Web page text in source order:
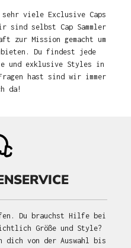
viele Exclusive Caps
selbst Cap Sammler
zur Mission gemacht um
Du findest jede
und exklusive Styles in
hast sind wir immer
da!
Du brauchst Hilfe bei
Größe und Style?
dich von der Auswahl bis